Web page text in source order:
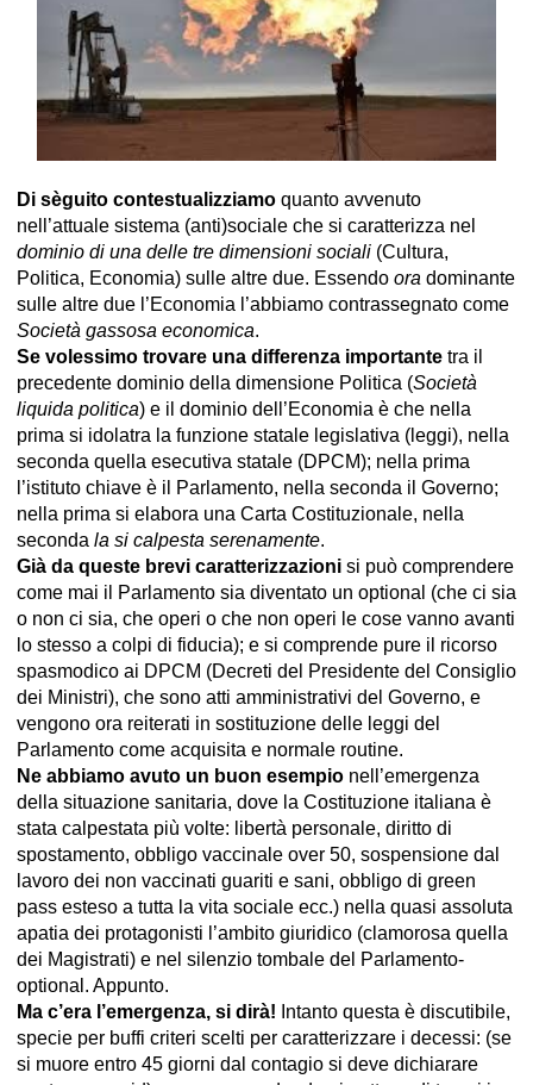
Di sèguito contestualizziamo quanto avvenuto
nell’attuale sistema (anti)sociale che si caratterizza nel
dominio di una delle tre dimensioni sociali (Cultura,
Politica, Economia) sulle altre due. Essendo ora dominante
sulle altre due l’Economia l’abbiamo contrassegnato come
Società gassosa economica.
Se volessimo trovare una differenza importante tra il
precedente dominio della dimensione Politica (Società
liquida politica) e il dominio dell’Economia è che nella
prima si idolatra la funzione statale legislativa (leggi), nella
seconda quella esecutiva statale (DPCM); nella prima
l’istituto chiave è il Parlamento, nella seconda il Governo;
nella prima si elabora una Carta Costituzionale, nella
seconda la si calpesta serenamente.
Già da queste brevi caratterizzazioni si può comprendere
come mai il Parlamento sia diventato un optional (che ci sia
o non ci sia, che operi o che non operi le cose vanno avanti
lo stesso a colpi di fiducia); e si comprende pure il ricorso
spasmodico ai DPCM (Decreti del Presidente del Consiglio
dei Ministri), che sono atti amministrativi del Governo, e
vengono ora reiterati in sostituzione delle leggi del
Parlamento come acquisita e normale routine.
Ne abbiamo avuto un buon esempio nell’emergenza
della situazione sanitaria, dove la Costituzione italiana è
stata calpestata più volte: libertà personale, diritto di
spostamento, obbligo vaccinale over 50, sospensione dal
lavoro dei non vaccinati guariti e sani, obbligo di green
pass esteso a tutta la vita sociale ecc.) nella quasi assoluta
apatia dei protagonisti l’ambito giuridico (clamorosa quella
dei Magistrati) e nel silenzio tombale del Parlamento-
optional. Appunto.
Ma c’era l’emergenza, si dirà! Intanto questa è discutibile,
specie per buffi criteri scelti per caratterizzare i decessi: (se
si muore entro 45 giorni dal contagio si deve dichiarare